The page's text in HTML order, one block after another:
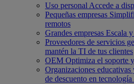
Uso personal Accede a
Pequeñas empresas
remotos
Grandes empresas Escala
Proveedores de servicios
mantén la TI de tus clientes
OEM Optimiza el soporte
Organizaciones
de descuento en